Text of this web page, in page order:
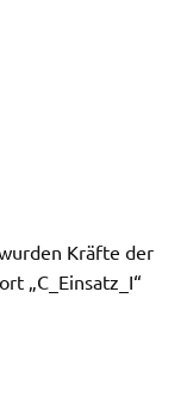
Kräfte der
„C_Einsatz_I“